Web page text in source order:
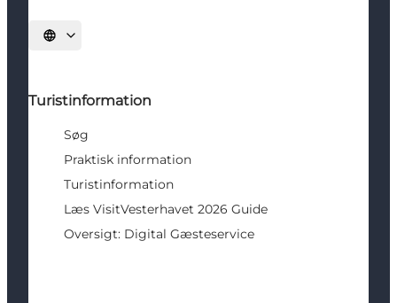
Vælg sprog
Turistinformation
Søg
Praktisk information
Turistinformation
Læs VisitVesterhavet 2026 Guide
Oversigt: Digital Gæsteservice